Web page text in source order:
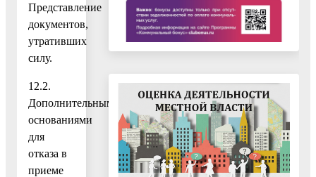
Представление
документов,
утративших
силу.
12.2.
Дополнительными
основаниями
для
отказа в
приеме